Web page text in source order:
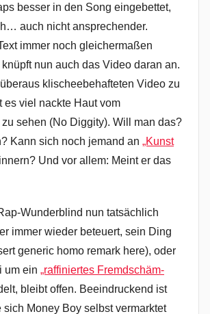
besser in den Song eingebettet,
auch nicht ansprechender.
immer noch gleichermaßen
nun auch das Video daran an.
klischeebehafteten Video zu
es viel nackte Haut vom
sehen (No Diggity). Will man das?
Kann sich noch jemand an „Kunst
Und vor allem: Meint er das
Wunderblind nun tatsächlich
immer wieder beteuert, sein Ding
generic homo remark here), oder
um ein „raffiniertes Fremdschäm-
bleibt offen. Beeindruckend ist
sich Money Boy selbst vermarktet